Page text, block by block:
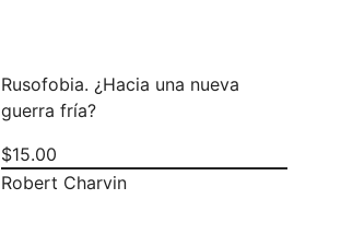
Rusofobia. ¿Hacia una nueva
guerra fría?
$15.00
Robert Charvin